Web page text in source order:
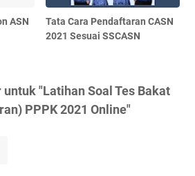
ASN
Tata Cara Pendaftaran CASN
2021 Sesuai SSCASN
"Latihan Soal Tes Bakat
PPPK 2021 Online"